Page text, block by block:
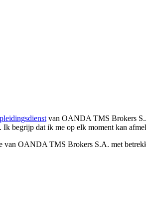
van OANDA TMS Brokers
Ik begrijp dat ik me op elk moment kan
OANDA TMS Brokers S.A. met